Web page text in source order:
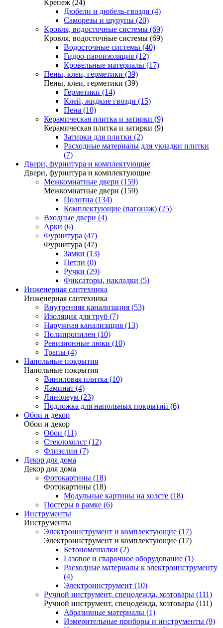
Крепеж (24)
Дюбели и дюбель-гвозди (4)
Саморезы и шурупы (20)
Кровля, водосточные системы (69)
Кровля, водосточные системы (69)
Водосточные системы (40)
Гидро-пароизоляция (12)
Кровельные материалы (17)
Пены, клеи, герметики (39)
Пены, клеи, герметики (39)
Герметики (14)
Клей, жидкие гвозди (15)
Пена (10)
Керамическая плитка и затирки (9)
Керамическая плитка и затирки (9)
Затирки для плитки (2)
Расходные материалы для укладки плитки
(7)
Двери, фурнитура и комплектующие
Двери, фурнитура и комплектующие
Межкомнатные двери (159)
Межкомнатные двери (159)
Полотна (134)
Комплектующие (пагонаж) (25)
Входные двери (4)
Арки (6)
Фурнитура (47)
Фурнитура (47)
Замки (13)
Петли (0)
Ручки (29)
Фиксаторы, накладки (5)
Инженерная сантехника
Инженерная сантехника
Внутренняя канализация (53)
Изоляция для труб (7)
Наружная канализация (13)
Полипропилен (10)
Ревизионные люки (10)
Трапы (4)
Напольные покрытия
Напольные покрытия
Виниловая плитка (10)
Ламинат (4)
Линолеум (23)
Подложка для напольных покрытий (6)
Обои и декор
Обои и декор
Обои (11)
Стеклохолст (12)
Флизелин (7)
Декор для дома
Декор для дома
Фотокартины (18)
Фотокартины (18)
Модульные картины на холсте (18)
Постеры в рамке (6)
Инструменты
Инструменты
Электроинструмент и комплектующие (17)
Электроинструмент и комплектующие (17)
Бетономешалки (2)
Газовое и сварочное оборудование (1)
Расходные материалы к электроинструменту
(4)
Электроинструмент (10)
Ручной инструмент, спецодежда, хозтовары (111)
Ручной инструмент, спецодежда, хозтовары (111)
Абразивные материалы (1)
Измерительные приборы и инструменты (9)